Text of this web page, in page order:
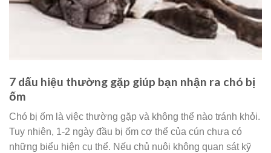
7 dấu hiệu thường gặp giúp bạn nhận ra chó bị
ốm
Chó bị ốm là việc thường gặp và không thể nào tránh khỏi.
Tuy nhiên, 1-2 ngày đầu bị ốm cơ thể của cún chưa có
những biểu hiện cụ thể. Nếu chủ nuôi không quan sát kỹ